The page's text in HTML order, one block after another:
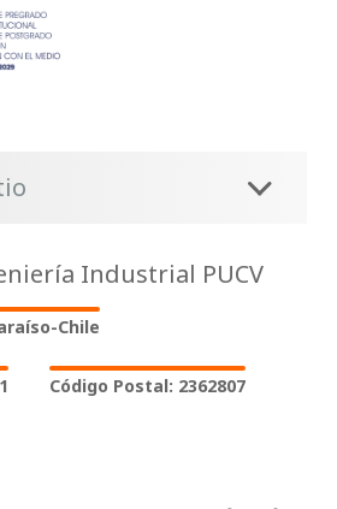
Industrial PUCV
Chile
Código Postal: 2362807